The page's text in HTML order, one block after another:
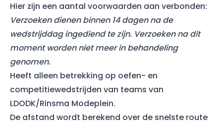
Hier zijn een aantal voorwaarden aan verbonden:
Verzoeken dienen binnen 14 dagen na de
wedstrijddag ingediend te zijn. Verzoeken na dit
moment worden niet meer in behandeling
genomen.
Heeft alleen betrekking op oefen- en
competitiewedstrijden van teams van
LDODK/Rinsma Modeplein.
De afstand wordt berekend over de snelste route